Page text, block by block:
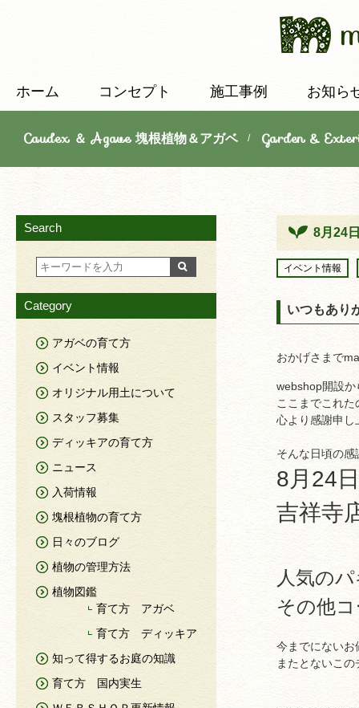
ホーム コンセプト 施工事例 お知ら
Caudex ＆ Agave 塊根植物＆アガベ/Garden &
8月24
イベント情報
いつもあり
おかげさまで
webshop開設か
ここまでこれ
心より感謝申
そんな日頃の感
8月24
吉祥寺
人気の
その他
今までにないお
またとないこ
Search
Category
アガベの育て方
イベント情報
オリジナル用土について
スタッフ募集
ディッキアの育て方
ニュース
入荷情報
塊根植物の育て方
日々のブログ
植物の管理方法
植物図鑑
育て方 アガベ
育て方 ディッキア
知って得するお庭の知識
育て方 国内実生